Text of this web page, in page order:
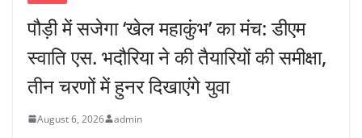
पौड़ी में सजेगा ‘खेल महाकुंभ’ का मंच: डीएम
स्वाति एस. भदौरिया ने की तैयारियों की समीक्षा,
तीन चरणों में हुनर दिखाएंगे युवा
August 6, 2026 admin